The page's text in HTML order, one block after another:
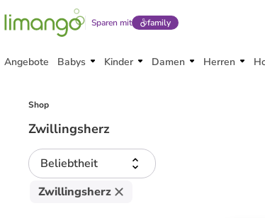
Sparen mit family
Angebote Babys Kinder Damen Herren
Shop
Zwillingsherz
Beliebtheit
Zwillingsherz